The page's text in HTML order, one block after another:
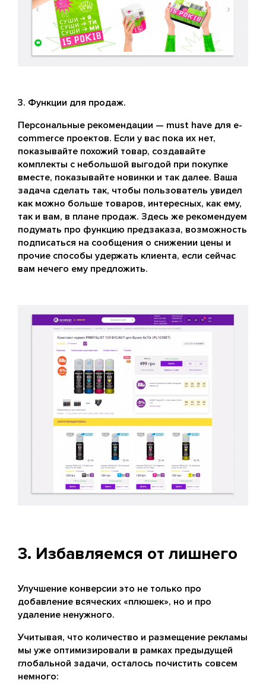
Функции для продаж.
Персональные рекомендации — must have для e-
commerce проектов. Если у вас пока их нет,
показывайте похожий товар, создавайте
комплекты с небольшой выгодой при покупке
вместе, показывайте новинки и так далее. Ваша
задача сделать так, чтобы пользователь увидел
как можно больше товаров, интересных, как ему,
так и вам, в плане продаж. Здесь же рекомендуем
подумать про функцию предзаказа, возможность
подписаться на сообщения о снижении цены и
прочие способы удержать клиента, если сейчас
вам нечего ему предложить.
3. Избавляемся от лишнего
Улучшение конверсии это не только про
добавление всяческих «плюшек», но и про
удаление ненужного.
Учитывая, что количество и размещение рекламы
мы уже оптимизировали в рамках предыдущей
глобальной задачи, осталось почистить совсем
немного: